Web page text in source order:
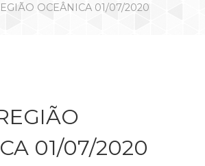
OCEÂNICA 01/07/2020
01/07/2020